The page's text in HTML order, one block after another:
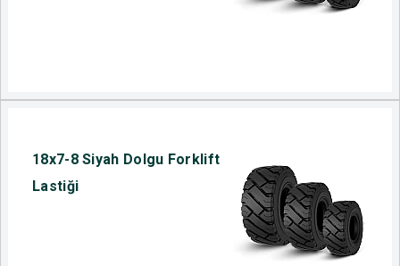
18x7-8 Siyah Dolgu Forklift
Lastiği